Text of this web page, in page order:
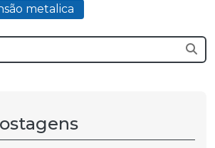
metalica